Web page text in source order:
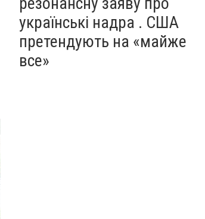
українські надра . США
претендують на «майже
все»